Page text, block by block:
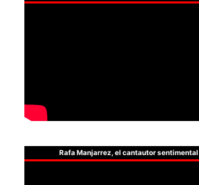
Rafa Manjarrez, el cantautor sentimental